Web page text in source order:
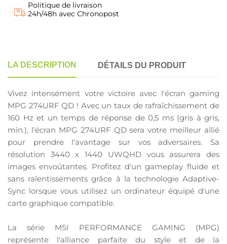
Politique de livraison
24h/48h avec Chronopost
LA DESCRIPTION DÉTAILS DU PRODUIT
Vivez intensément votre victoire avec l'écran gaming
MPG 274URF QD ! Avec un taux de rafraîchissement de
160 Hz et un temps de réponse de 0,5 ms (gris à gris,
min.), l'écran MPG 274URF QD sera votre meilleur allié
pour prendre l'avantage sur vos adversaires. Sa
résolution 3440 x 1440 UWQHD vous assurera des
images envoûtantes. Profitez d'un gameplay fluide et
sans ralentissements grâce à la technologie Adaptive-
Sync lorsque vous utilisez un ordinateur équipé d'une
carte graphique compatible.
La série MSI PERFORMANCE GAMING (MPG)
représente l'alliance parfaite du style et de la